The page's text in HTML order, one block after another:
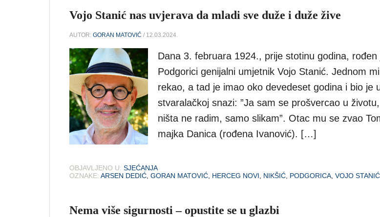
Vojo Stanić nas uvjerava da mladi sve duže i duže žive
AUTOR: GORAN MATOVIĆ / 12.03.2024.
Dana 3. februara 1924., prije stotinu godina, rođen
Podgorici genijalni umjetnik Vojo Stanić. Jednom
rekao, a tad je imao oko devedeset godina i bio je
stvaralačkoj snazi: ”Ja sam se prošvercao u
ništa ne radim, samo slikam”. Otac mu se zvao
majka Danica (rođena Ivanović). […]
OBJAVLJENO U: SJEĆANJA
OZNAKE: ARSEN DEDIĆ GORAN MATOVIĆ HERCEG NOVI NIKŠIĆ PODGORICA VOJO STANIĆ
Nema više sigurnosti – opustite se u glazbi